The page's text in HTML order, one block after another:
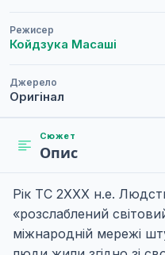
Режисер
Койдзука Масаші
Джерело
Оригінал
Сюжет
Опис
Рік ТС 2ХХХ н.е.
«розслаблений
міжнародній мережі